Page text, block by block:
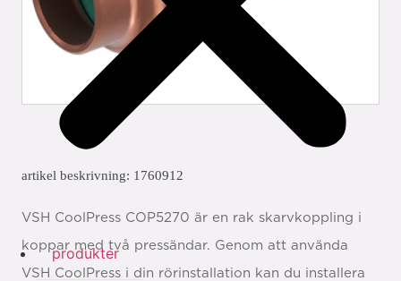
produkter
artikel beskrivning: 1760912
VSH CoolPress COP5270 är en rak skarvkoppling i
koppar med två pressändar. Genom att använda
VSH CoolPress i din rörinstallation kan du installera